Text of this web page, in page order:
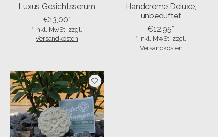
Luxus Gesichtsserum
€13,00*
* Inkl. MwSt. zzgl.
Versandkosten
Handcreme Deluxe,
unbeduftet
€12,95*
* Inkl. MwSt. zzgl.
Versandkosten